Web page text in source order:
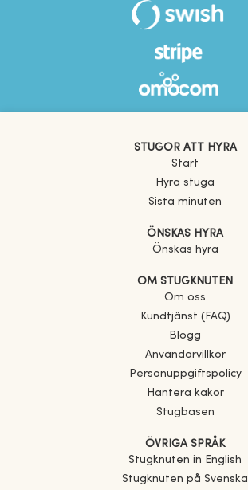
STUGOR ATT HYRA
Start
Hyra stuga
Sista minuten
ÖNSKAS HYRA
Önskas hyra
OM STUGKNUTEN
Om oss
Kundtjänst (FAQ)
Blogg
Användarvillkor
Personuppgiftspolicy
Hantera kakor
Stugbasen
ÖVRIGA SPRÅK
Stugknuten in English
Stugknuten på Svenska